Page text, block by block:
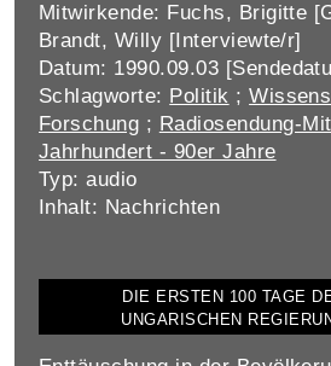
Mitwirkende: Fuchs, Brigitte
Brandt, Willy [Interviewte/r]
Datum: 1990.09.03
Schlagworte: Politik ;
Forschung ; Radiosendung-
Jahrhundert - 90er Jahre
Typ: audio
Inhalt: Nachrichten
DIE ERSTEN 100 TAGE
UNGARISCHEN